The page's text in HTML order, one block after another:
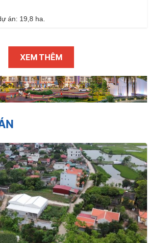
án: 19,8 ha.
XEM THÊM